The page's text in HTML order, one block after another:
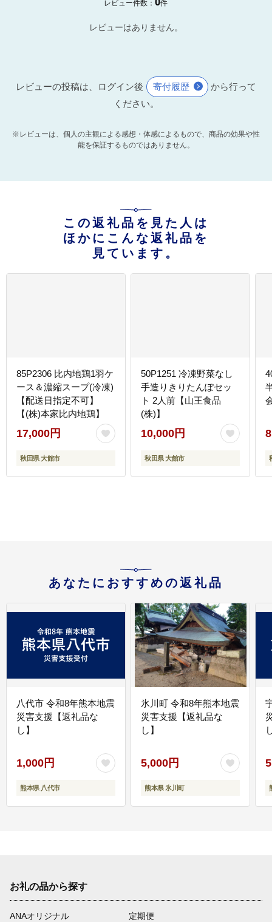
レビュー件数： 件
レビューはありません。
レビューの投稿は、ログイン後 寄付履歴
から行って
ください。
※レビューは、個人の主観による感想・体感によるもので、商品の効果や性
能を保証するものではありません。
この返礼品を見た人は
ほかにこんな返礼品を
見ています。
85P2306 比内地鶏1羽ケ
ース＆濃縮スープ(冷凍)
【配送日指定不可】
【(株)本家比内地鶏】
17,000円
秋田県 大館市
50P1251 冷凍野菜なし
手造りきりたんぽセッ
ト 2人前【山王食品
(株)】
10,000円
秋田県 大館市
あなたにおすすめの返礼品
八代市 令和8年熊本地震
災害支援【返礼品な
し】
1,000円
熊本県 八代市
氷川町 令和8年熊本地震
災害支援【返礼品な
し】
5,000円
熊本県 氷川町
お礼の品から探す
ANAオリジナル
定期便